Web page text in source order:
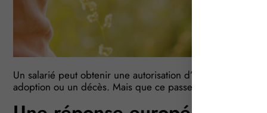
Un salarié peut obtenir une autorisation d’absence
adoption ou un décès. Mais que ce passe-t-il si